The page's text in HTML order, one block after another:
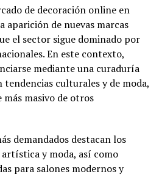
de decoración online en
aparición de nuevas marcas
el sector sigue dominado por
En este contexto,
mediante una curaduría
tendencias culturales y de moda,
más masivo de otros
demandados destacan los
y moda, así como
para salones modernos y